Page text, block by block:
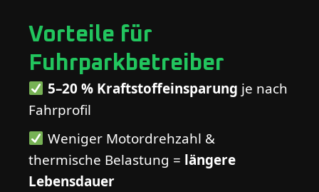
Vorteile für
Fuhrparkbetreiber
5–20 % Kraftstoffeinsparung je nach
Fahrprofil
Weniger Motordrehzahl &
thermische Belastung = längere
Lebensdauer